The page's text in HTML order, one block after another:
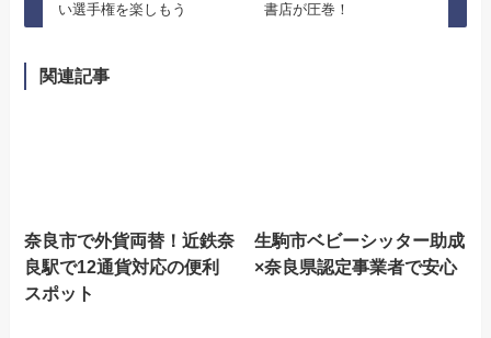
い選手権を楽しもう
書店が圧巻！
関連記事
奈良市で外貨両替！近鉄奈
良駅で12通貨対応の便利
スポット
生駒市ベビーシッター助成
×奈良県認定事業者で安心